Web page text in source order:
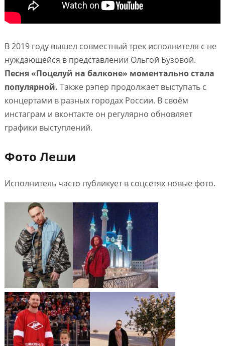
В 2019 году вышел совместный трек исполнителя с не
нуждающейся в представлении Ольгой Бузовой.
Песня «Поцелуй на балконе» моментально стала
популярной. Также рэпер продолжает выступать с
концертами в разных городах России. В своём
инстаграм и вконтакте он регулярно обновляет
графики выступлений.
Фото Леши
Исполнитель часто публикует в соцсетях новые фото.